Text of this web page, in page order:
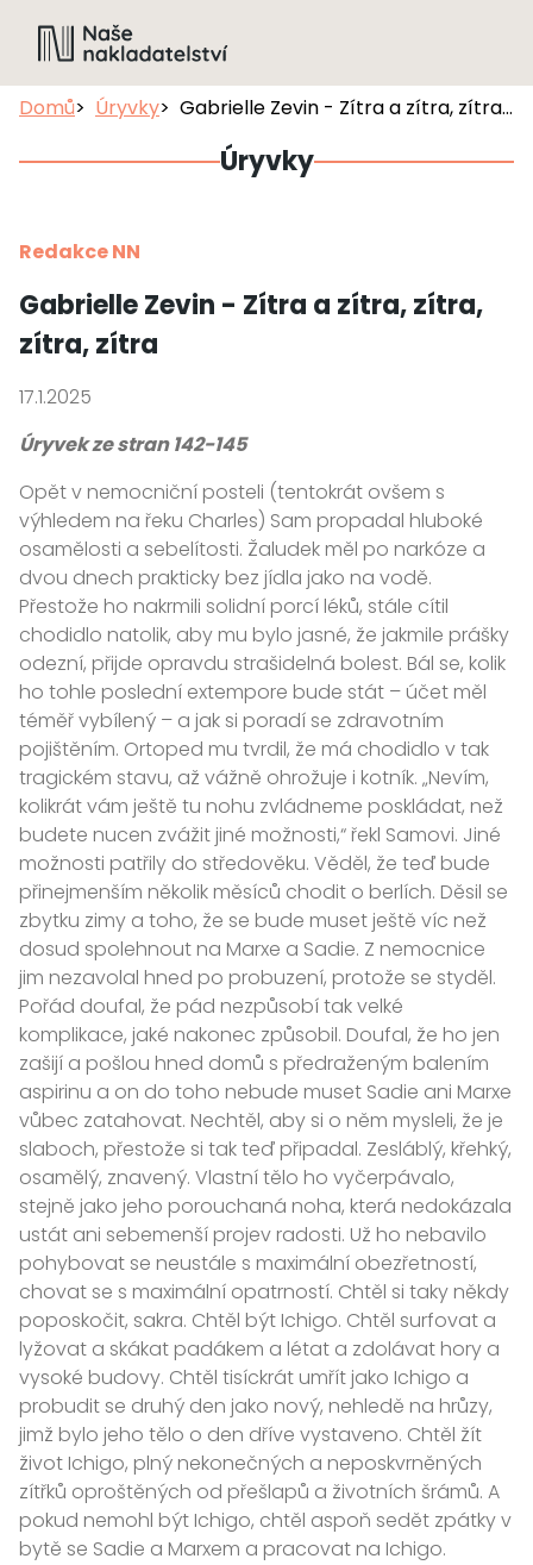
Domů Úryvky Gabrielle Zevin - Zítra a zítra, zítra, zítra, zítra
Úryvky
Redakce NN
Gabrielle Zevin - Zítra a zítra, zítra,
zítra, zítra
17.1.2025
Úryvek ze stran 142-145
Opět v nemocniční posteli (tentokrát ovšem s
výhledem na řeku Charles) Sam propadal hluboké
osamělosti a sebelítosti. Žaludek měl po narkóze a
dvou dnech prakticky bez jídla jako na vodě.
Přestože ho nakrmili solidní porcí léků, stále cítil
chodidlo natolik, aby mu bylo jasné, že jakmile prášky
ode­zní, přijde opravdu strašidelná bolest. Bál se, kolik
ho tohle poslední extempore bude stát – účet měl
téměř vybílený – a jak si poradí se zdravotním
pojištěním. Ortoped mu tvrdil, že má chodidlo v tak
tragickém stavu, až vážně ohrožuje i kotník. „Nevím,
kolikrát vám ještě tu nohu zvládneme poskládat, než
budete nucen zvážit jiné možnosti,“ řekl Samovi. Jiné
možnosti patřily do středověku. Věděl, že teď bude
přinejmenším několik měsíců chodit o berlích. Děsil se
zbytku zimy a toho, že se bude muset ještě víc než
dosud spolehnout na Marxe a Sadie. Z nemocnice
jim nezavolal hned po probuzení, protože se styděl.
Pořád doufal, že pád nezpůsobí tak velké
komplikace, jaké nakonec způsobil. Doufal, že ho jen
zašijí a pošlou hned domů s předraženým balením
aspirinu a on do toho nebude muset Sadie ani Marxe
vůbec zatahovat. Nechtěl, aby si o něm mysleli, že je
slaboch, přestože si tak teď připadal. Zesláblý, křehký,
osamělý, znavený. Vlastní tělo ho vyčerpávalo,
stejně jako jeho porouchaná noha, která nedokázala
ustát ani sebemenší projev radosti. Už ho nebavilo
pohybovat se neustále s maximální obezřetností,
chovat se s maximální opatrností. Chtěl si taky někdy
poposkočit, sakra. Chtěl být Ichigo. Chtěl surfovat a
lyžovat a skákat padákem a létat a zdolávat hory a
vysoké budovy. Chtěl tisíckrát umřít jako Ichigo a
probudit se druhý den jako nový, nehledě na hrůzy,
jimž bylo jeho tělo o den dříve vystaveno. Chtěl žít
život Ichigo, plný nekonečných a neposkvrněných
zítřků oproštěných od přešlapů a životních šrámů. A
pokud nemohl být Ichigo, chtěl aspoň sedět zpátky v
bytě se Sadie a Marxem a pracovat na Ichigo.